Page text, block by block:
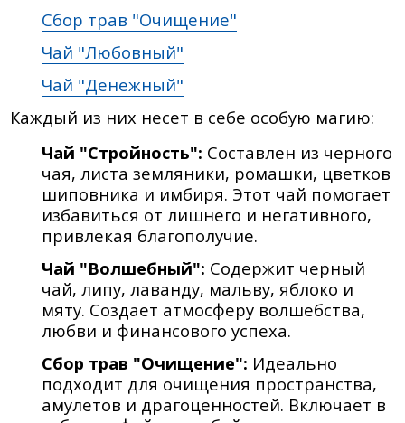
Сбор трав "Очищение"
Чай "Любовный"
Чай "Денежный"
Каждый из них несет в себе особую магию:
Чай "Стройность": Составлен из черного
чая, листа земляники, ромашки, цветков
шиповника и имбиря. Этот чай помогает
избавиться от лишнего и негативного,
привлекая благополучие.
Чай "Волшебный": Содержит черный
чай, липу, лаванду, мальву, яблоко и
мяту. Создает атмосферу волшебства,
любви и финансового успеха.
Сбор трав "Очищение": Идеально
подходит для очищения пространства,
амулетов и драгоценностей. Включает в